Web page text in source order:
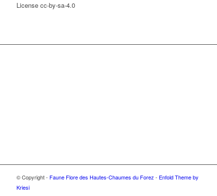
License cc-by-sa-4.0
© Copyright - Faune Flore des Hautes-Chaumes du Forez - Enfold Theme by
Kriesi